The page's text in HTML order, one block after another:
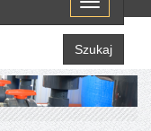
Menu
Szukaj